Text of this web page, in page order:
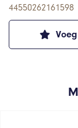
44550262161598